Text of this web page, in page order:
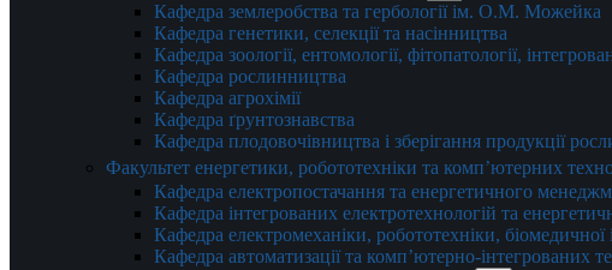
Кафедра землеробства та гербології ім. О.М. Можейка
Кафедра генетики, селекції та насінництва
Кафедра зоології, ентомології, фітопатології,
Кафедра рослинництва
Кафедра агрохімії
Кафедра ґрунтознавства
Кафедра плодовочівництва і зберігання продукції
Факультет енергетики, робототехніки та комп’ютерних
Кафедра електропостачання та енергетичного
Кафедра інтегрованих електротехнологій та
Кафедра електромеханіки, робототехніки, біомедичної
Кафедра автоматизації та комп’ютерно-інтегрованих